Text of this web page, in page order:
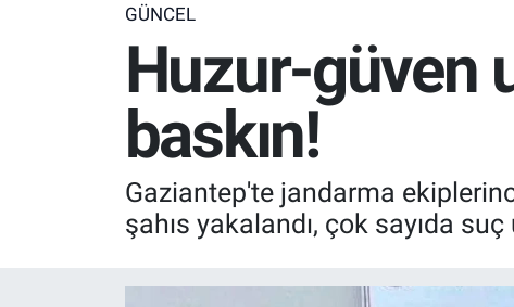
GÜNCEL
Huzur-güven
baskın!
Gaziantep'te jandarma
şahıs yakalandı, çok sayıda
TEKNOLOJİ
Tüm Manşetler
Son Dakika Haberleri
Haber Arşivi